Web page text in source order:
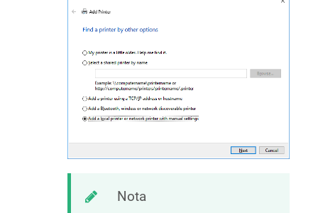
Nota